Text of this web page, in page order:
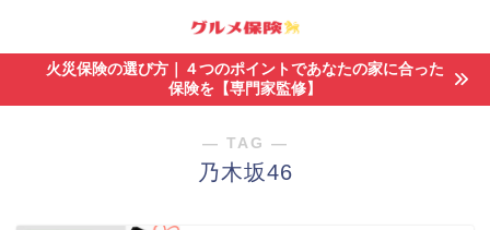
火災保険の選び方｜４つのポイントであなたの家に合った
保険を【専門家監修】
― TAG ―
乃木坂46